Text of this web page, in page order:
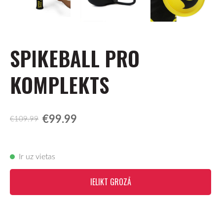
SPIKEBALL PRO
KOMPLEKTS
€109.99 €99.99
Ir uz vietas
IELIKT GROZĀ